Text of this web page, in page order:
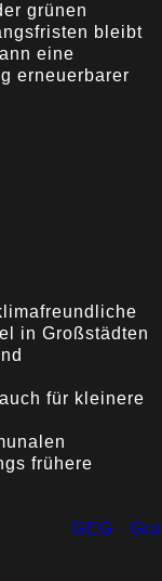
grünen
bleibt
eine
erneuerbarer
in Großstädten
für kleinere
frühere